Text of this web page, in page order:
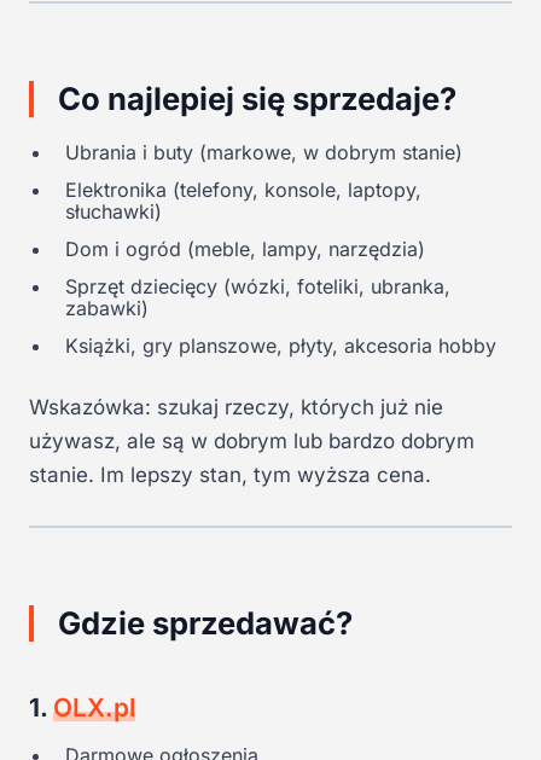
Co najlepiej się sprzedaje?
Ubrania i buty (markowe, w dobrym stanie)
Elektronika (telefony, konsole, laptopy,
słuchawki)
Dom i ogród (meble, lampy, narzędzia)
Sprzęt dziecięcy (wózki, foteliki, ubranka,
zabawki)
Książki, gry planszowe, płyty, akcesoria hobby
Wskazówka: szukaj rzeczy, których już nie
używasz, ale są w dobrym lub bardzo dobrym
stanie. Im lepszy stan, tym wyższa cena.
Gdzie sprzedawać?
1. OLX.pl
Darmowe ogłoszenia